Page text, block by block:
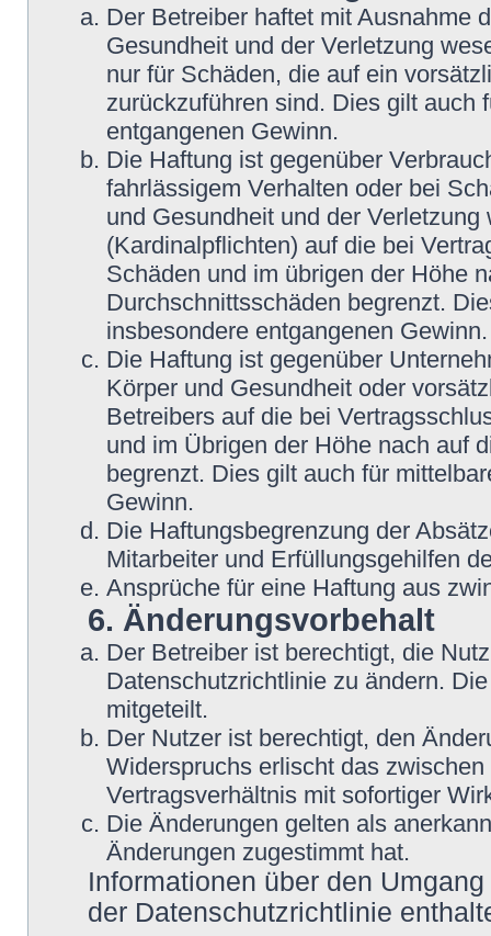
Der Betreiber haftet mit Ausnahme
Gesundheit und der Verletzung
nur für Schäden, die auf ein
zurückzuführen sind. Dies gilt auch
entgangenen Gewinn.
Die Haftung ist gegenüber
fahrlässigem Verhalten oder bei
und Gesundheit und der
(Kardinalpflichten) auf die bei
Schäden und im übrigen der Höhe
Durchschnittsschäden begrenzt.
insbesondere entgangenen Gewinn.
Die Haftung ist gegenüber
Körper und Gesundheit oder
Betreibers auf die bei
und im Übrigen der Höhe nach auf
begrenzt. Dies gilt auch für
Gewinn.
Die Haftungsbegrenzung der
Mitarbeiter und Erfüllungsgehilfen
Ansprüche für eine Haftung aus
6. Änderungsvorbehalt
Der Betreiber ist berechtigt, die
Datenschutzrichtlinie zu ändern.
mitgeteilt.
Der Nutzer ist berechtigt, den
Widerspruchs erlischt das
Vertragsverhältnis mit sofortiger
Die Änderungen gelten als
Änderungen zugestimmt hat.
Informationen über den
der Datenschutzrichtlinie